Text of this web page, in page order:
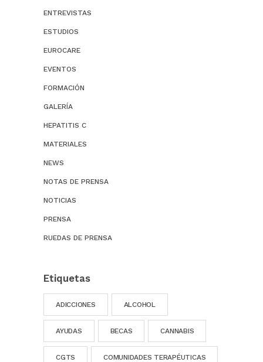
ENTREVISTAS
ESTUDIOS
EUROCARE
EVENTOS
FORMACIÓN
GALERÍA
HEPATITIS C
MATERIALES
NEWS
NOTAS DE PRENSA
NOTICIAS
PRENSA
RUEDAS DE PRENSA
Etiquetas
ADICCIONES ALCOHOL
AYUDAS BECAS CANNABIS
CGTS COMUNIDADES TERAPÉUTICAS